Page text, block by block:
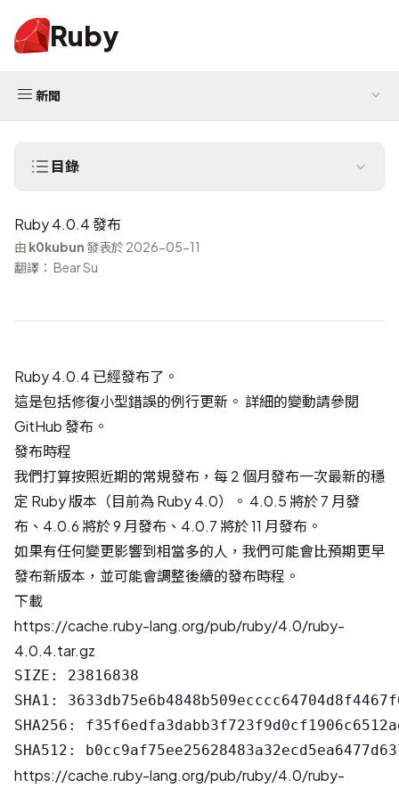
Ruby
新聞
目錄
Ruby 4.0.4 發布
由 k0kubun發表於 2026-05-11
翻譯： Bear Su
Ruby 4.0.4 已經發布了。
這是包括修復小型錯誤的例行更新。 詳細的變動請參閱
GitHub 發布 。
發布時程
我們打算按照近期的常規發布，每 2 個月發布一次最新的穩
定 Ruby 版本（目前為 Ruby 4.0）。 4.0.5 將於 7 月發
布、4.0.6 將於 9 月發布、4.0.7 將於 11 月發布。
如果有任何變更影響到相當多的人，我們可能會比預期更早
發布新版本，並可能會調整後續的發布時程。
下載
https://cache.ruby-lang.org/pub/ruby/4.0/ruby-
4.0.4.tar.gz
SIZE: 23816838
SHA1:
SHA256:
https://cache.ruby-lang.org/pub/ruby/4.0/ruby-